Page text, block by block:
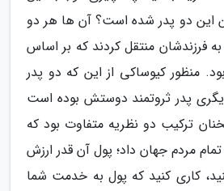
این دو پدر شده است؟ آن ها هر دو
فرزندشان منتقل کردند که بر اساس
منظور کیوساکی از این که دو پدر
پدر ثروتمند دوستش بوده است
ترکیب دو نظریه متفاوت بود که
مردم جهان داد؛ پول آن قدر ارزش
کاری کنید که پول به خدمت شما